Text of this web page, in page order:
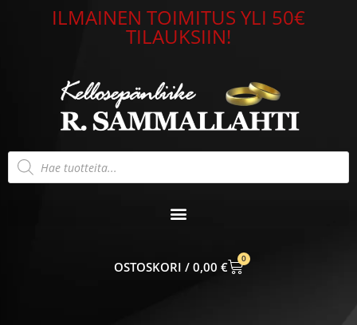
ILMAINEN TOIMITUS YLI 50€
TILAUKSIIN!
Products
search
0,00 €
0
CART